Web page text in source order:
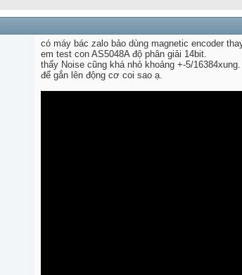
có máy bác zalo bảo dùng magnetic encoder
em test con AS5048A độ phân giải 14bit.
thấy Noise cũng khá nhỏ khoảng +-5/16384xung.
để gắn lên động cơ coi sao ạ.